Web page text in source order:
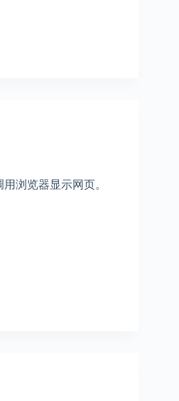
浏览器显示网页。